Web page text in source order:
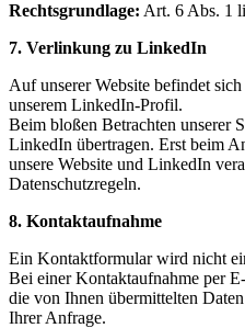
Rechtsgrundlage: Art. 6 Abs. 1
7. Verlinkung zu LinkedIn
Auf unserer Website befindet
unserem LinkedIn-Profil.
Beim bloßen Betrachten unserer
LinkedIn übertragen. Erst beim
unsere Website und LinkedIn
Datenschutzregeln.
8. Kontaktaufnahme
Ein Kontaktformular wird nicht
Bei einer Kontaktaufnahme per
die von Ihnen übermittelten
Ihrer Anfrage.